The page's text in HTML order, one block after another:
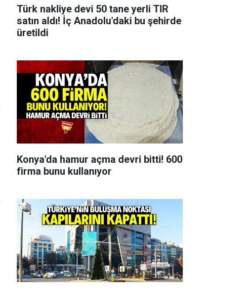
Türk nakliye devi 50 tane yerli TIR
satın aldı! İç Anadolu'daki bu şehirde
üretildi
Konya'da hamur açma devri bitti! 600
firma bunu kullanıyor